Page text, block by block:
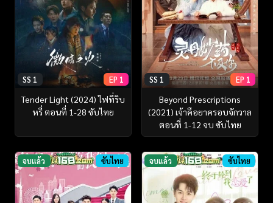
SS 1 EP 1
Tender Light (2024) ไฟที่ริบ
หรี่ ตอนที่ 1-28 ซับไทย
SS 1 EP 1
Beyond Prescriptions
(2021) เจ้าคือยาครอบจักวาล
ตอนที่ 1-12 จบ ซับไทย
จบแล้ว ซับไทย จบแล้ว ซับไทย